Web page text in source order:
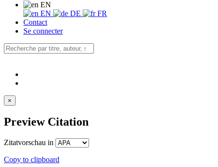
EN
EN
DE
FR
Contact
Se connecter
×
Preview Citation
Zitatvorschau in
Copy to clipboard